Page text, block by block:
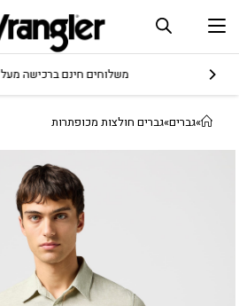
משלוחים חינם ברכישה מעל 249.90 ₪
»גברים»גברים חולצות מכופתרות